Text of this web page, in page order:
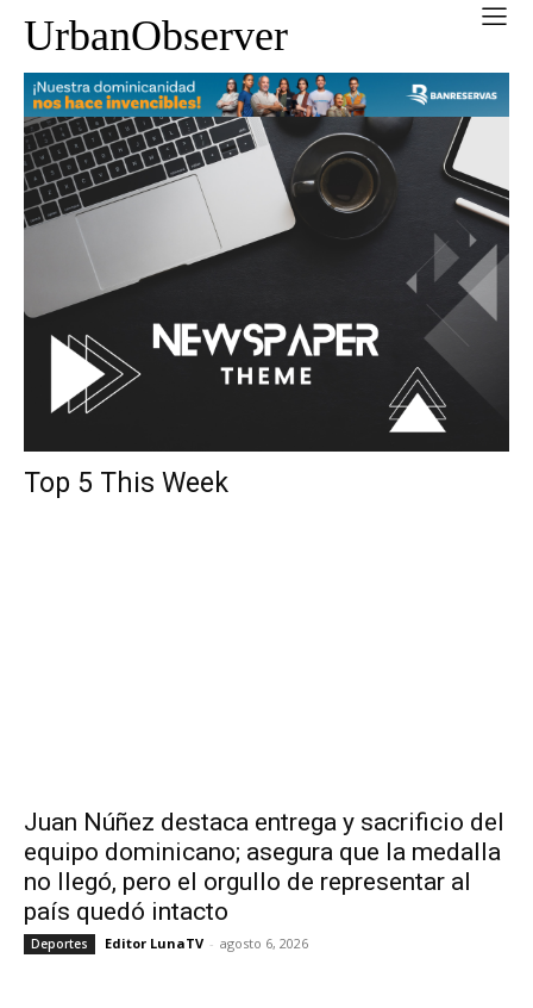
UrbanObserver
Top 5 This Week
Juan Núñez destaca entrega y sacrificio del
equipo dominicano; asegura que la medalla
no llegó, pero el orgullo de representar al
país quedó intacto
Deportes Editor LunaTV - agosto 6, 2026